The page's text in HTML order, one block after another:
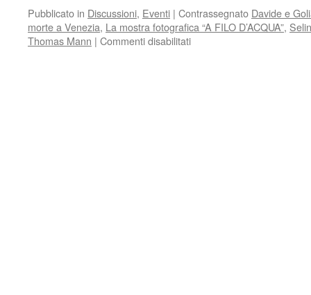
Pubblicato in Discussioni, Eventi | Contrassegnato Davide e
morte a Venezia, La mostra fotografica “A FILO D’ACQUA”,
Thomas Mann | Commenti disabilitati